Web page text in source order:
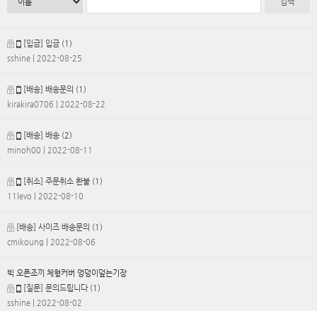
[입금] 입금 (1)
sshine
| 2022-08-25
[배송] 배송문의 (1)
kirakira0706
| 2022-08-22
[배송] 배송 (2)
minoh00
| 2022-08-11
[취소] 주문취소 환불 (1)
11levo
| 2022-08-10
[배송] 사이즈 배송문의 (1)
cmikoung
| 2022-08-06
빅 오픈조끼 체형커버 엉덩이덮는기장
[질문] 문의드립니다 (1)
sshine
| 2022-08-02